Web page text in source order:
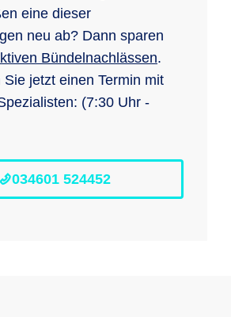
eine dieser
neu ab? Dann sparen
Bündelnachlässen.
Sie jetzt einen Termin mit
(7:30 Uhr -
034601 524452